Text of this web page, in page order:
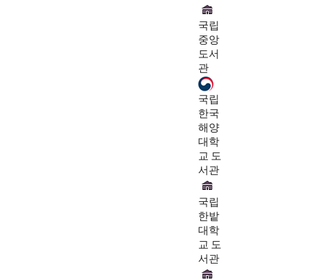
국립
중앙
도서
관
국립
한국
해양
대학
교 도
서관
국립
한밭
대학
교 도
서관